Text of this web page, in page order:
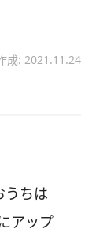
成: 2021.11.24
うちは
アップ